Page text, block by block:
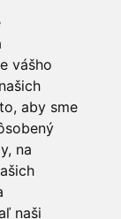
vášho
aby sme
na
naši
16.00 hod.